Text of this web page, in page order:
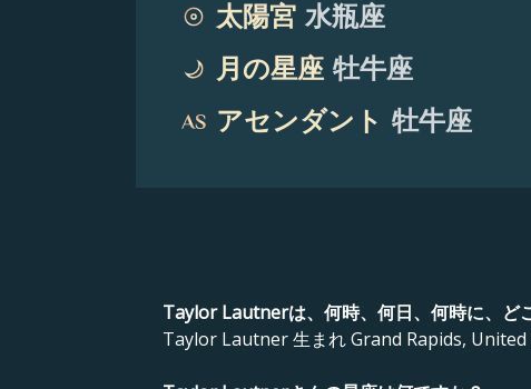
太陽宮 水瓶座
月の星座 牡牛座
アセンダント 牡牛座
Taylor Lautnerは、何時、何日、何時に、ど
Taylor Lautner 生まれ Grand Rapids, United